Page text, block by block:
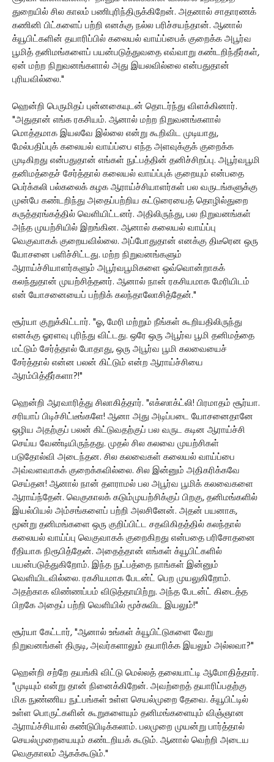
துறையில் சில காலம் பணிபுரிந்திருக்கிறேன். அதனால் சாதாரணக்
கணினி பிட்களைப் பற்றி எனக்கு நல்ல பரிச்சயந்தான். ஆனால்
க்யூபிட்களின் தயாரிப்பில் கலையல் வாய்ப்பைக் குறைக்க அபூர்வ
பூமித் தனிமங்களைப் பயன்படுத்துவதை எவ்வாறு கண்டறிந்தீர்கள்,
ஏன் மற்ற நிறுவனங்களால் அது இயலவில்லை என்பதுதான்
புரியவில்லை."
ஹென்றி பெருமிதப் புன்னகையுடன் தொடர்ந்து விளக்கினார்.
"அதுதான் எங்க ரகசியம். ஆனால் மற்ற நிறுவனங்களால்
மொத்தமாக இயலவே இல்லை என்று கூறிவிட முடியாது,
மேல்பதிப்புக் கலையல் வாய்ப்பை எந்த அளவுக்குக் குறைக்க
முடிகிறது என்பதுதான் எங்கள் நுட்பத்தின் தனிச்சிறப்பு. அபூர்வபூமி
தனிமத்தைச் சேர்த்தால் கலையல் வாய்ப்புக் குறையும் என்பதை
பெர்க்கலி பல்கலைக் கழக ஆராய்ச்சியாளர்கள் பல வருடங்களுக்கு
முன்பே கண்டறிந்து அதைப்பற்றிய கட்டுரையைத் தொழில்துறை
கருத்தரங்கத்தில் வெளியிட்டனர். அதிலிருந்து, பல நிறுவனங்கள்
அந்த முயற்சியில் இறங்கின. ஆனால் கலையல் வாய்ப்பு
வெகுவாகக் குறையவில்லை. அப்போதுதான் எனக்கு திடீரென ஒரு
யோசனை பளிச்சிட்டது. மற்ற நிறுவனங்களும்
ஆராய்ச்சியாளர்களும் அபூர்வபூமிகளை ஒவ்வொன்றாகக்
கலந்துதான் முயற்சித்தனர். ஆனால் நான் ரகசியமாக மேரியிடம்
என் யோசனையைப் பற்றிக் கலந்தாலோசித்தேன்."
சூர்யா குறுக்கிட்டார். "ஓ, மேரி மற்றும் நீங்கள் கூறியதிலிருந்து
எனக்கு ஓரளவு புரிந்து விட்டது. ஒரே ஒரு அபூர்வ பூமி தனிமத்தை
மட்டும் சேர்த்தால் போதாது, ஒரு அபூர்வ பூமி கலவையைச்
சேர்த்தால் என்ன பலன் கிட்டும் என்ற ஆராய்ச்சியை
ஆரம்பித்தீர்களா?!"
ஹென்றி ஆரவாரித்து சிலாகித்தார். "எக்ஸாக்ட்லி! பிரமாதம் சூர்யா.
சரியாப் பிடிச்சிட்டீங்களே! ஆனா அது அடிப்படை யோசனைதானே
ஒழிய அதற்குப் பலன் கிட்டுவதற்குப் பல வருட கடின ஆராய்ச்சி
செய்ய வேண்டியிருந்தது. முதல் சில கலவை முயற்சிகள்
படுதோல்வி அடைந்தன. சில கலவைகள் கலையல் வாய்ப்பை
அவ்வளவாகக் குறைக்கவில்லை. சில இன்னும் அதிகரிக்கவே
செய்தன! ஆனால் நான் தளராமல் பல அபூர்வ பூமிக் கலவைகளை
ஆராய்ந்தேன். வெகுகாலக் கடும்முயற்சிக்குப் பிறகு, தனிமங்களில்
இயல்பியல் அம்சங்களைப் பற்றி அலசினேன். அதன் பயனாக,
மூன்று தனிமங்களை ஒரு குறிப்பிட்ட சதவிகிதத்தில் கலந்தால்
கலையல் வாய்ப்பு வெகுவாகக் குறைகிறது என்பதை பரிசோதனை
ரீதியாக நிரூபித்தேன். அதைத்தான் எங்கள் க்யூபிட்களில்
பயன்படுத்துகிறோம். இந்த நுட்பத்தை நாங்கள் இன்னும்
வெளியிடவில்லை. ரகசியமாக பேடன்ட் பெற முயலுகிறோம்.
அதற்காக விண்ணப்பம் விடுத்தாயிற்று. அந்த பேடன்ட் கிடைத்த
பிறகே அதைப் பற்றி வெளியில் மூச்சுவிட இயலும்!"
சூர்யா கேட்டார், "ஆனால் உங்கள் க்யூபிட்டுகளை வேறு
நிறுவனங்கள் திருடி, அவர்களாலும் தயாரிக்க இயலும் அல்லவா?"
ஹென்றி சற்றே தயங்கி விட்டு மெல்லத் தலையாட்டி ஆமோதித்தார்.
"முடியும் என்று தான் நினைக்கிறேன். அவற்றைத் தயாரிப்பதற்கு
மிக நுண்ணிய நுட்பங்கள் உள்ள செயல்முறை தேவை. க்யூபிட்டில்
உள்ள பொருட்களின் கூறுகளையும் தனிமங்களையும் விஞ்ஞான
ஆராய்ச்சியால் கண்டுபிடிக்கலாம். பலமுறை முயன்று பார்த்தால்
செயல்முறையையும் கண்டறியக் கூடும். ஆனால் வெற்றி அடைய
வெகுகாலம் ஆகக்கூடும்."